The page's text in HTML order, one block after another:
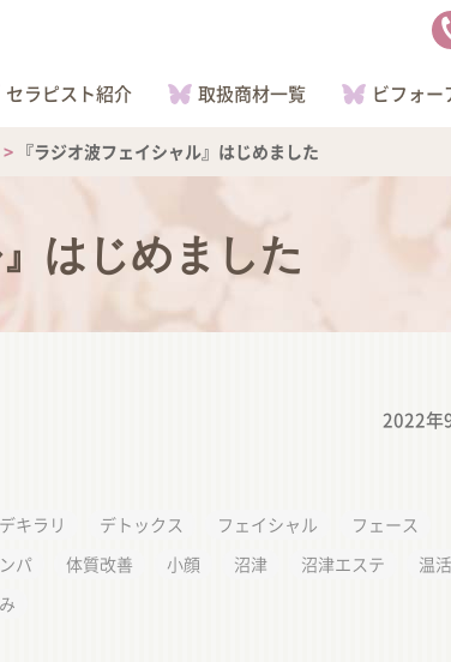
セラピスト紹介 取扱商材一覧 ビフォー
> 『ラジオ波フェイシャル』はじめました
はじめました
2022年
キラリ デトックス フェイシャル
フェース
パ 体質改善 小顔 沼津 沼津エステ
温活